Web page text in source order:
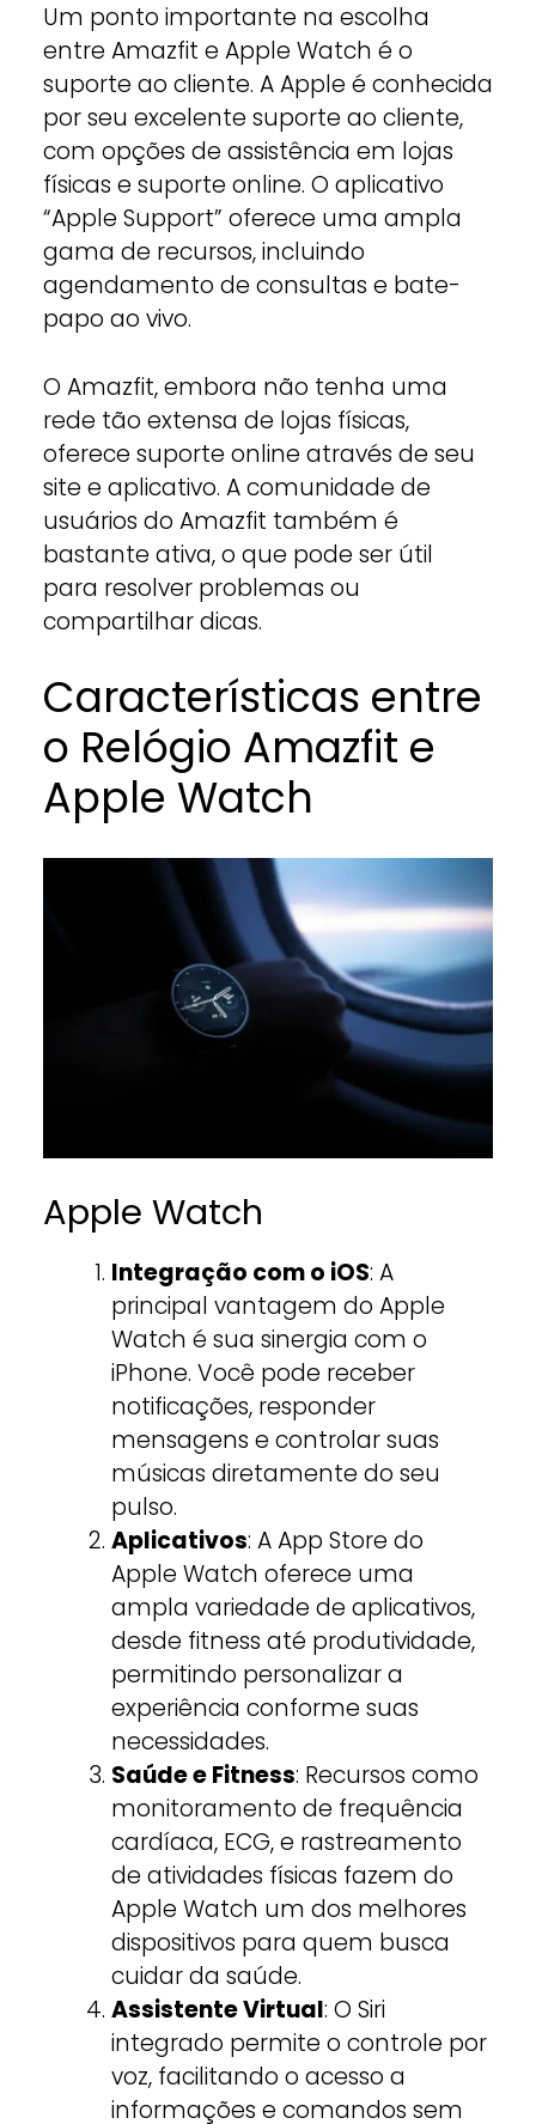
Um ponto importante na escolha
entre Amazfit e Apple Watch é o
suporte ao cliente. A Apple é conhecida
por seu excelente suporte ao cliente,
com opções de assistência em lojas
físicas e suporte online. O aplicativo
“Apple Support” oferece uma ampla
gama de recursos, incluindo
agendamento de consultas e bate-
papo ao vivo.
O Amazfit, embora não tenha uma
rede tão extensa de lojas físicas,
oferece suporte online através de seu
site e aplicativo. A comunidade de
usuários do Amazfit também é
bastante ativa, o que pode ser útil
para resolver problemas ou
compartilhar dicas.
Características entre
o Relógio Amazfit e
Apple Watch
Apple Watch
Integração com o iOS: A
principal vantagem do Apple
Watch é sua sinergia com o
iPhone. Você pode receber
notificações, responder
mensagens e controlar suas
músicas diretamente do seu
pulso.
Aplicativos: A App Store do
Apple Watch oferece uma
ampla variedade de aplicativos,
desde fitness até produtividade,
permitindo personalizar a
experiência conforme suas
necessidades.
Saúde e Fitness: Recursos como
monitoramento de frequência
cardíaca, ECG, e rastreamento
de atividades físicas fazem do
Apple Watch um dos melhores
dispositivos para quem busca
cuidar da saúde.
Assistente Virtual: O Siri
integrado permite o controle por
voz, facilitando o acesso a
informações e comandos sem